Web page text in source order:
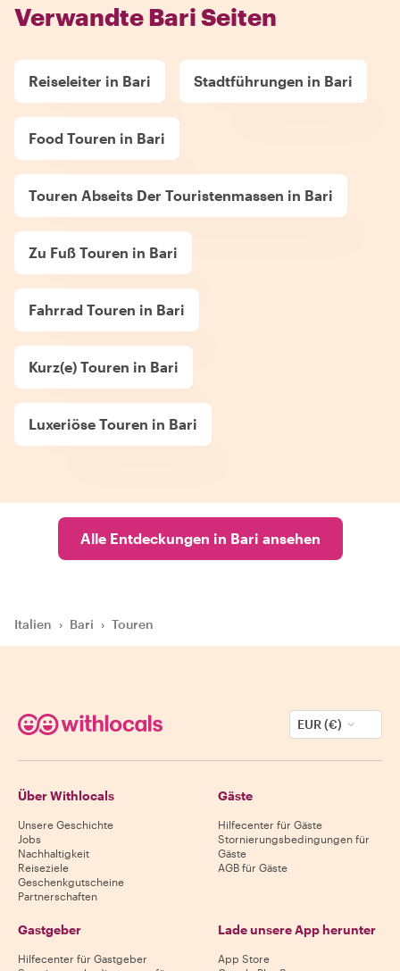
Verwandte Bari Seiten
Reiseleiter in Bari Stadtführungen in Bari
Food Touren in Bari
Touren Abseits Der Touristenmassen in Bari
Zu Fuß Touren in Bari
Fahrrad Touren in Bari
Kurz(e) Touren in Bari
Luxeriöse Touren in Bari
Alle Entdeckungen in Bari ansehen
Italien › Bari › Touren
EUR (€)
Über Withlocals
Unsere Geschichte
Jobs
Nachhaltigkeit
Reiseziele
Geschenkgutscheine
Partnerschaften
Gäste
Hilfecenter für Gäste
Stornierungsbedingungen für
Gäste
AGB für Gäste
Gastgeber
Hilfecenter für Gastgeber
Lade unsere App herunter
App Store